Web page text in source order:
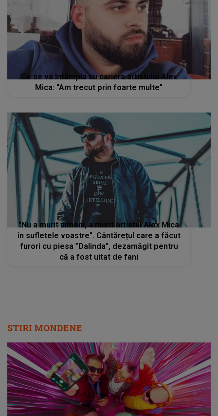
Ce se va întâmpla cu cariera artistului Alex
Mica: "Am trecut prin foarte multe"
"Nu a murit nimeni, a murit artistul Alex Mica
în sufletele voastre". Cântărețul care a făcut
furori cu piesa ”Dalinda”, dezamăgit pentru
că a fost uitat de fani
STIRI MONDENE